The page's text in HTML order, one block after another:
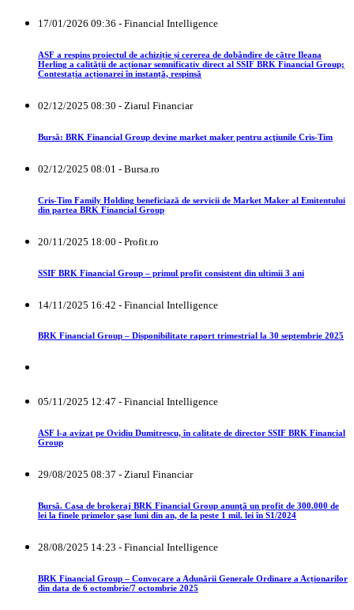
17/01/2026 09:36 - Financial Intelligence
ASF a respins proiectul de achiziție și cererea de dobândire de către Ileana
Herling a calității de acționar semnificativ direct al SSIF BRK Financial Group;
Contestația acționarei în instanță, respinsă
02/12/2025 08:30 - Ziarul Financiar
Bursă: BRK Financial Group devine market maker pentru acţiunile Cris-Tim
02/12/2025 08:01 - Bursa.ro
Cris-Tim Family Holding beneficiază de servicii de Market Maker al Emitentului
din partea BRK Financial Group
20/11/2025 18:00 - Profit.ro
SSIF BRK Financial Group – primul profit consistent din ultimii 3 ani
14/11/2025 16:42 - Financial Intelligence
BRK Financial Group – Disponibilitate raport trimestrial la 30 septembrie 2025
05/11/2025 12:47 - Financial Intelligence
ASF l-a avizat pe Ovidiu Dumitrescu, în calitate de director SSIF BRK Financial
Group
29/08/2025 08:37 - Ziarul Financiar
Bursă. Casa de brokeraj BRK Financial Group anunţă un profit de 300.000 de
lei la finele primelor şase luni din an, de la peste 1 mil. lei în S1/2024
28/08/2025 14:23 - Financial Intelligence
BRK Financial Group – Convocare a Adunării Generale Ordinare a Acționarilor
din data de 6 octombrie/7 octombrie 2025